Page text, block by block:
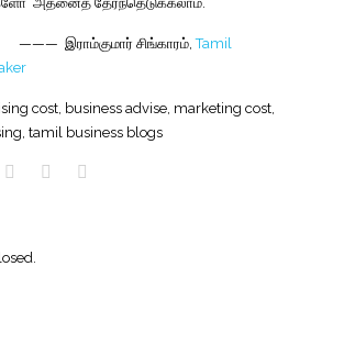
இராம்குமார் சிங்காரம்,Tamil
cost business advise marketing cost
tamil business blogs